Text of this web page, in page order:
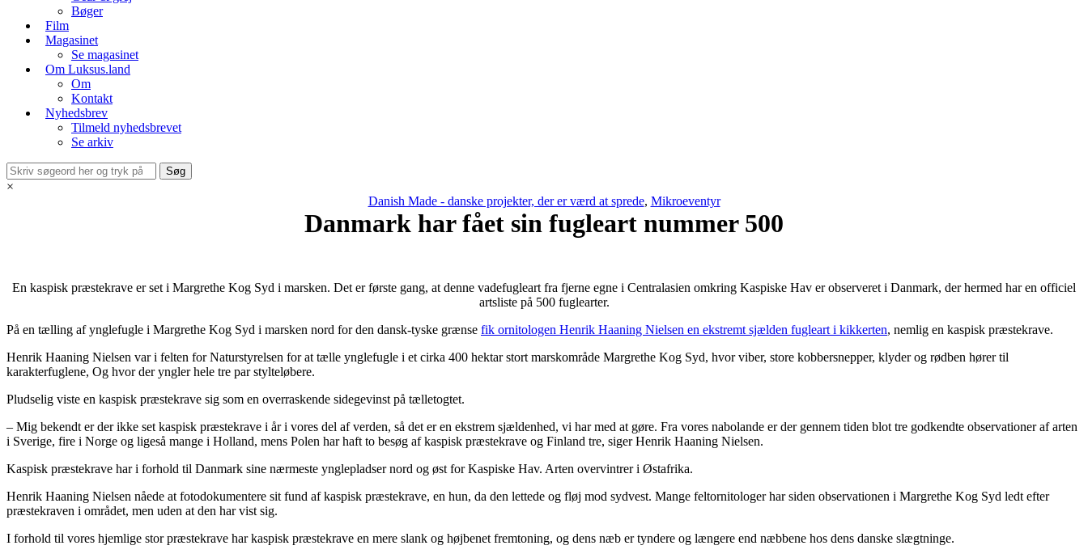
Bøger
Film
Magasinet
Se magasinet
Om Luksus.land
Om
Kontakt
Nyhedsbrev
Tilmeld nyhedsbrevet
Se arkiv
×
Danish Made - danske projekter, der er værd at sprede, Mikroeventyr
Danmark har fået sin fugleart nummer 500
En kaspisk præstekrave er set i Margrethe Kog Syd i marsken. Det er første gang, at denne vadefugleart fra fjerne egne i Centralasien omkring Kaspiske Hav er observeret i Danmark, der hermed har en officiel
artsliste på 500 fuglearter.
På en tælling af ynglefugle i Margrethe Kog Syd i marsken nord for den dansk-tyske grænse fik ornitologen Henrik Haaning Nielsen en ekstremt sjælden fugleart i kikkerten, nemlig en kaspisk præstekrave.
Henrik Haaning Nielsen var i felten for Naturstyrelsen for at tælle ynglefugle i et cirka 400 hektar stort marskområde Margrethe Kog Syd, hvor viber, store kobbersnepper, klyder og rødben hører til
karakterfuglene, Og hvor der yngler hele tre par stylteløbere.
Pludselig viste en kaspisk præstekrave sig som en overraskende sidegevinst på tælletogtet.
– Mig bekendt er der ikke set kaspisk præstekrave i år i vores del af verden, så det er en ekstrem sjældenhed, vi har med at gøre. Fra vores nabolande er der gennem tiden blot tre godkendte observationer af arten
i Sverige, fire i Norge og ligeså mange i Holland, mens Polen har haft to besøg af kaspisk præstekrave og Finland tre, siger Henrik Haaning Nielsen.
Kaspisk præstekrave har i forhold til Danmark sine nærmeste ynglepladser nord og øst for Kaspiske Hav. Arten overvintrer i Østafrika.
Henrik Haaning Nielsen nåede at fotodokumentere sit fund af kaspisk præstekrave, en hun, da den lettede og fløj mod sydvest. Mange feltornitologer har siden observationen i Margrethe Kog Syd ledt efter
præstekraven i området, men uden at den har vist sig.
I forhold til vores hjemlige stor præstekrave har kaspisk præstekrave en mere slank og højbenet fremtoning, og dens næb er tyndere og længere end næbbene hos dens danske slægtninge.